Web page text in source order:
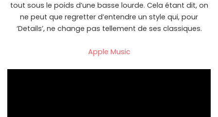
tout sous le poids d’une basse lourde. Cela étant dit, on
ne peut que regretter d’entendre un style qui, pour
‘Details’, ne change pas tellement de ses classiques.
Apple Music